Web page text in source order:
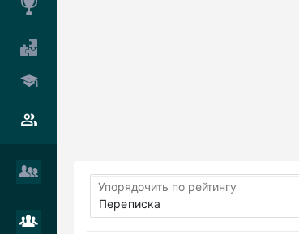
Упорядочить по рейтингу
Переписка